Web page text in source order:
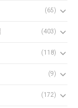
(65)
(403)
(118)
(9)
(172)